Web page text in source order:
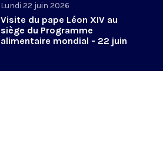
Lundi 22 juin 2026
Visite du pape Léon XIV au
siège du Programme
alimentaire mondial - 22 juin